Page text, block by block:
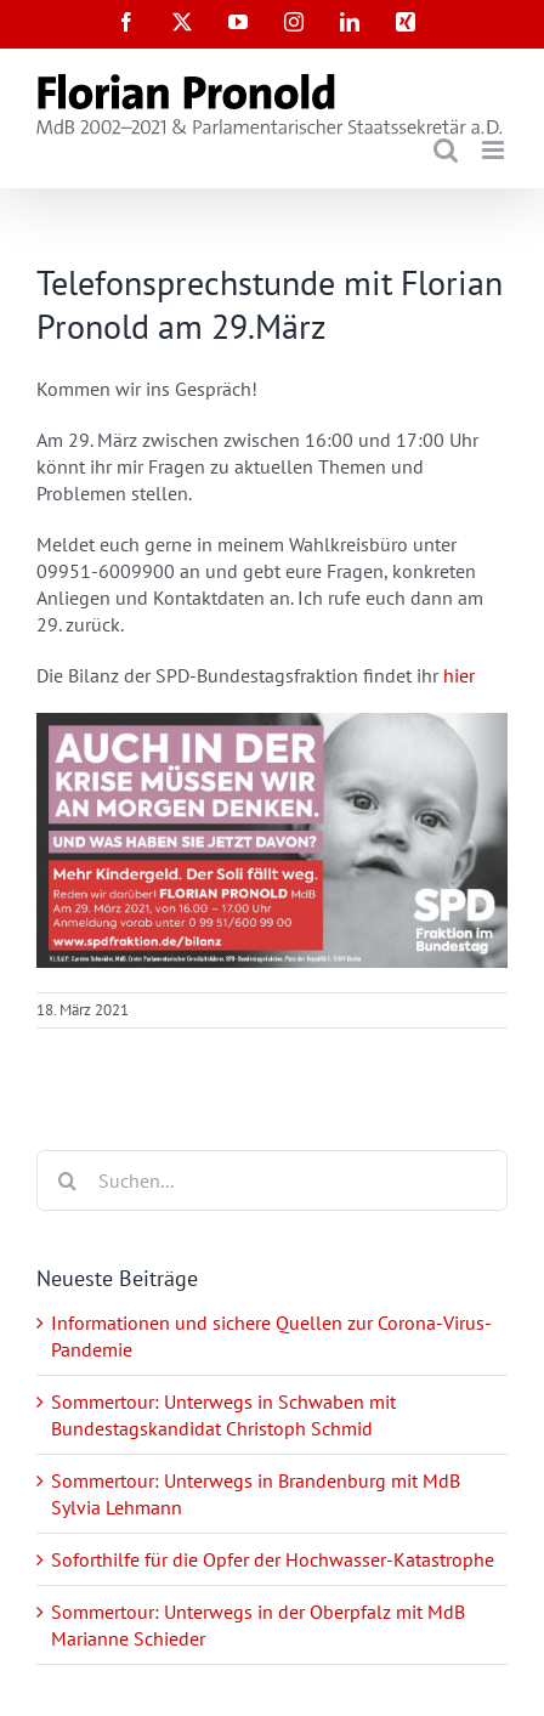
Facebook YouTubeInstagramLinkedInXing
Telefonsprechstunde mit Florian
Pronold am 29.März
Kommen wir ins Gespräch!
Am 29. März zwischen zwischen 16:00 und 17:00 Uhr
könnt ihr mir Fragen zu aktuellen Themen und
Problemen stellen.
Meldet euch gerne in meinem Wahlkreisbüro unter
09951-6009900 an und gebt eure Fragen, konkreten
Anliegen und Kontaktdaten an. Ich rufe euch dann am
29. zurück.
Die Bilanz der SPD-Bundestagsfraktion findet ihr hier
18. März 2021
nach:
Neueste Beiträge
Informationen und sichere Quellen zur Corona-Virus-
Pandemie
Sommertour: Unterwegs in Schwaben mit
Bundestagskandidat Christoph Schmid
Sommertour: Unterwegs in Brandenburg mit MdB
Sylvia Lehmann
Soforthilfe für die Opfer der Hochwasser-Katastrophe
Sommertour: Unterwegs in der Oberpfalz mit MdB
Marianne Schieder